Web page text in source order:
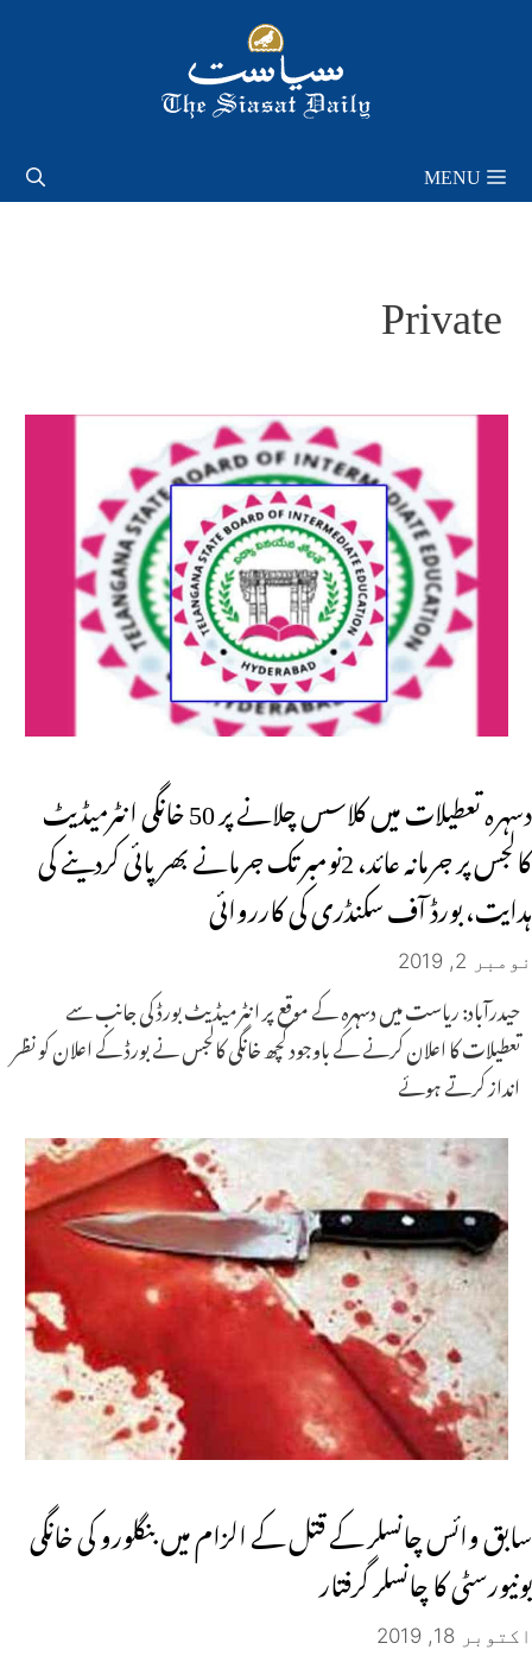
MENU
Private
دسہرہ تعطیلات میں کلاسس چلانے پر 50 خانگی انٹرمیڈیٹ
کالجس پر جرمانہ عائد، 2نومبر تک جرمانے بھرپائی کردینے کی
ہدایت، بورڈ آف سکنڈری کی کارروائی
نومبر 2, 2019
حیدرآباد: ریاست میں دسہرہ کے موقع پر انٹرمیڈیٹ بورڈ کی جانب سے
تعطیلات کا اعلان کرنے کے باوجود کچھ خانگی کالجس نے بورڈ کے اعلان کو نظر
انداز کرتے ہوئے
سابق وائس چانسلر کے قتل کے الزام میں بنگلورو کی خانگی
یونیورسٹی کا چانسلر گرفتار
اکتوبر 18, 2019